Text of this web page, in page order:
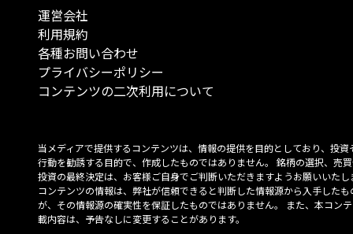
運営会社
利用規約
各種お問い合わせ
プライバシーポリシー
コンテンツの二次利用について
当メディアで提供するコンテンツは、情報の提供を目的としており、投資
行動を勧誘する目的で、作成したものではありません。 銘柄の選択、売
投資の最終決定は、お客様ご自身でご判断いただきますようお願いいたし
コンテンツの情報は、弊社が信頼できると判断した情報源から入手したも
が、その情報源の確実性を保証したものではありません。 また、本コン
載内容は、予告なしに変更することがあります。